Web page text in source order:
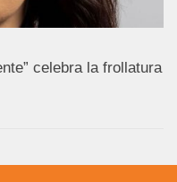
celebra la frollatura